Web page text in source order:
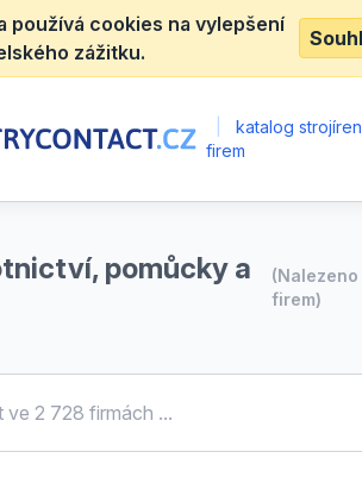
používá cookies na vylepšení
zážitku.
katalog
firem
pomůcky a
(Nalezeno
firem)